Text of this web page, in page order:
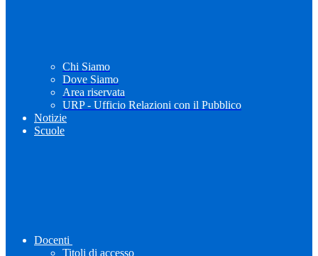
Chi Siamo
Dove Siamo
Area riservata
URP - Ufficio Relazioni con il Pubblico
Notizie
Scuole
Docenti
Titoli di accesso